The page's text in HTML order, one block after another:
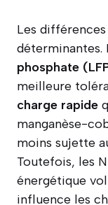
Les
déterminantes.
phosphate
meilleure
charge rapide
manganèse-
moins sujette
Toutefois, les
énergétique
influence les